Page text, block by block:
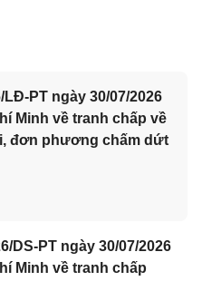
LĐ-PT ngày 30/07/2026
Minh về tranh chấp về
đơn phương chấm dứt
DS-PT ngày 30/07/2026
Minh về tranh chấp